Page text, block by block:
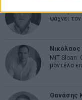
Από την
ψάχνει
MIT Sloan:
μοντέλο
Θανάσης